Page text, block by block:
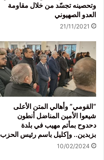
وتحصينه تجسّد من خلال مقاومة
العدو الصهيوني
21/11/2021
“القومي” وأهالي المتن الأعلى
شيعوا الأمين المناضل أنطون
دحدوح بمأتم مهيب في بلدة
بزبدين.. وإكليل باسم رئيس الحزب
10/02/2024